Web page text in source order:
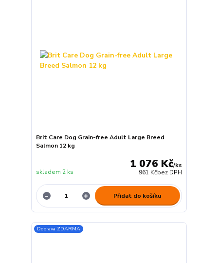
Brit Care Dog Grain-free Adult Large Breed
Salmon 12 kg
1 076 Kč/ks
961 Kčbez DPH
skladem 2 ks
Přidat do košíku
Doprava ZDARMA